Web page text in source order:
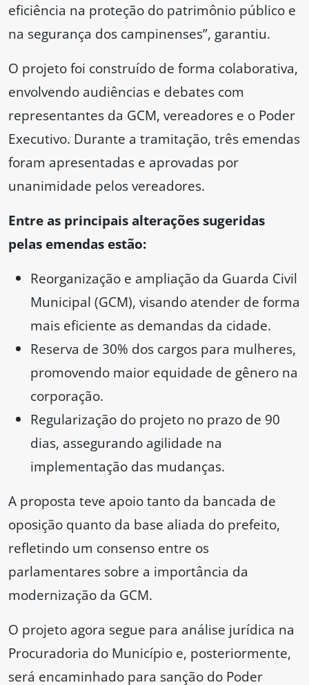
eficiência na proteção do patrimônio público e
na segurança dos campinenses”, garantiu.
O projeto foi construído de forma colaborativa,
envolvendo audiências e debates com
representantes da GCM, vereadores e o Poder
Executivo. Durante a tramitação, três emendas
foram apresentadas e aprovadas por
unanimidade pelos vereadores.
Entre as principais alterações sugeridas
pelas emendas estão:
Reorganização e ampliação da Guarda Civil
Municipal (GCM), visando atender de forma
mais eficiente as demandas da cidade.
Reserva de 30% dos cargos para mulheres,
promovendo maior equidade de gênero na
corporação.
Regularização do projeto no prazo de 90
dias, assegurando agilidade na
implementação das mudanças.
A proposta teve apoio tanto da bancada de
oposição quanto da base aliada do prefeito,
refletindo um consenso entre os
parlamentares sobre a importância da
modernização da GCM.
O projeto agora segue para análise jurídica na
Procuradoria do Município e, posteriormente,
será encaminhado para sanção do Poder